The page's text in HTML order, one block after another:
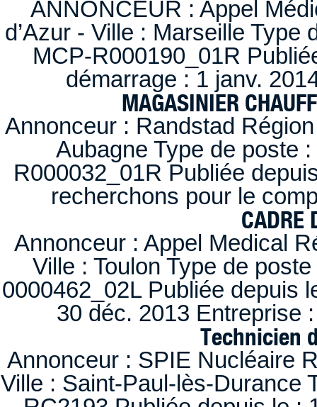
ANNONCEUR : Appel
d’Azur - Ville : Marseille
MCP-R000190_01R
démarrage : 1 janv.
MAGASINIER
Annonceur : Randstad
Aubagne Type de poste
R000032_01R Publiée
recherchons pour le
CADRE
Annonceur : Appel Medical
Ville : Toulon Type de
0000462_02L Publiée depuis
30 déc. 2013
Technicien
Annonceur : SPIE Nucléaire
Ville : Saint-Paul-lès-Durance